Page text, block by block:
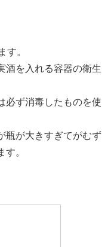
す。
酒を入れる容器の衛生
必ず消毒したものを使
瓶が大きすぎてがむず
。